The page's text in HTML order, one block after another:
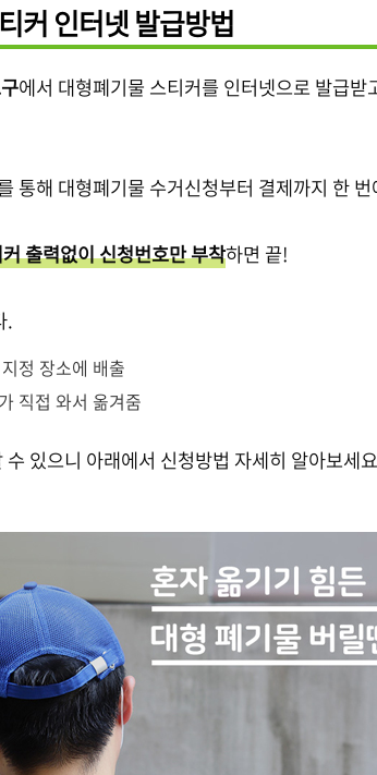
커 인터넷 발급방법
에서 대형폐기물 스티커를 인터넷으로 발급받
통해 대형폐기물 수거신청부터 결제까지 한
출력없이 신청번호만 부착하면 끝!
.
정 장소에 배출
직접 와서 옮겨줌
있으니 아래에서 신청방법 자세히 알아보세